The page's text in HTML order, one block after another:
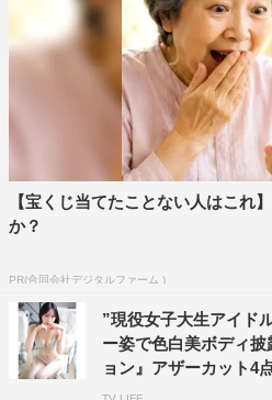
【宝くじ当てたことない人はこれ
か？
PR(合同会社デジタルファーム )
”現役女子大生アイド
ー姿で色白美ボディ
ョン』アザーカット4